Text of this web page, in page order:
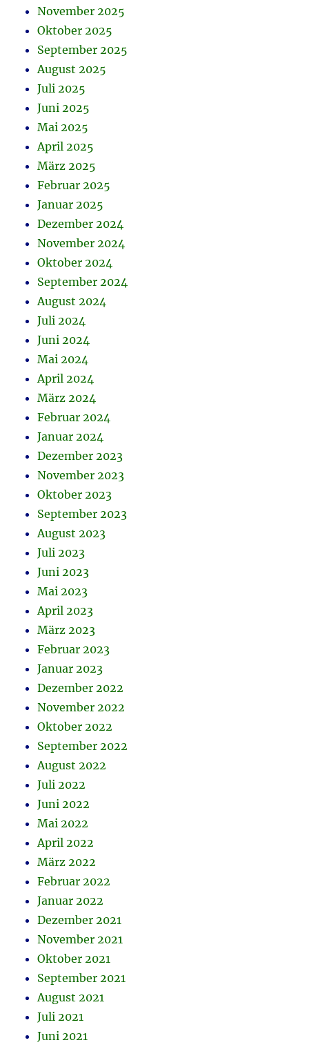
November 2025
Oktober 2025
September 2025
August 2025
Juli 2025
Juni 2025
Mai 2025
April 2025
März 2025
Februar 2025
Januar 2025
Dezember 2024
November 2024
Oktober 2024
September 2024
August 2024
Juli 2024
Juni 2024
Mai 2024
April 2024
März 2024
Februar 2024
Januar 2024
Dezember 2023
November 2023
Oktober 2023
September 2023
August 2023
Juli 2023
Juni 2023
Mai 2023
April 2023
März 2023
Februar 2023
Januar 2023
Dezember 2022
November 2022
Oktober 2022
September 2022
August 2022
Juli 2022
Juni 2022
Mai 2022
April 2022
März 2022
Februar 2022
Januar 2022
Dezember 2021
November 2021
Oktober 2021
September 2021
August 2021
Juli 2021
Juni 2021